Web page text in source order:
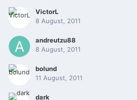
VictorL
8 August, 2011
andreutzu88
8 August, 2011
bolund
11 August, 2011
dark